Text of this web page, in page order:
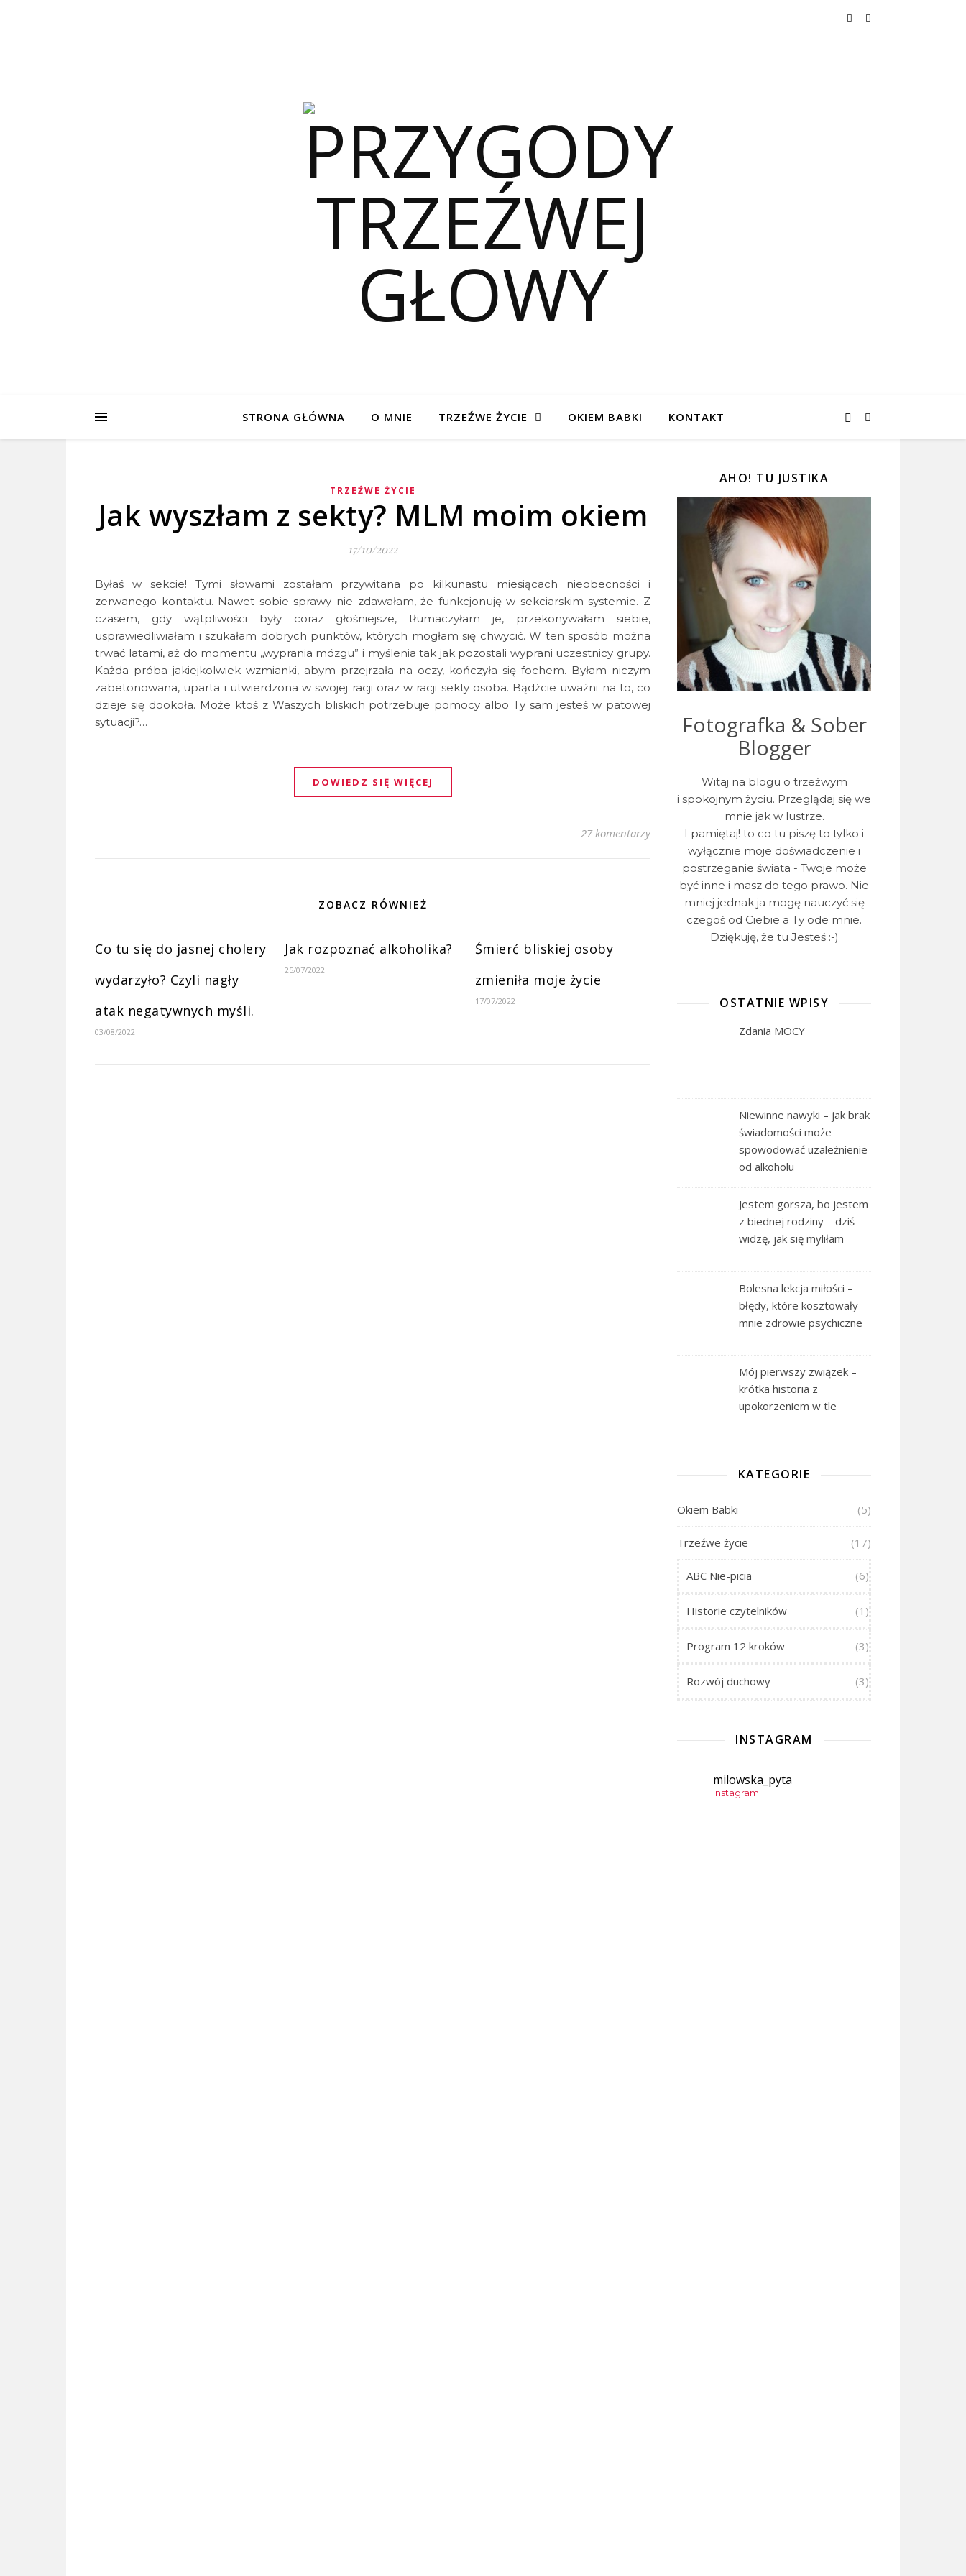
STRONA GŁÓWNA O MNIE TRZEŹWE ŻYCIE OKIEM BABKI KONTAKT
TRZEŹWE ŻYCIE
Jak wyszłam z sekty? MLM moim okiem
17/10/2022
Byłaś w sekcie! Tymi słowami zostałam przywitana po kilkunastu miesiącach nieobecności i
zerwanego kontaktu. Nawet sobie sprawy nie zdawałam, że funkcjonuję w sekciarskim systemie. Z
czasem, gdy wątpliwości były coraz głośniejsze, tłumaczyłam je, przekonywałam siebie,
usprawiedliwiałam i szukałam dobrych punktów, których mogłam się chwycić. W ten sposób można
trwać latami, aż do momentu „wyprania mózgu” i myślenia tak jak pozostali wyprani uczestnicy grupy.
Każda próba jakiejkolwiek wzmianki, abym przejrzała na oczy, kończyła się fochem. Byłam niczym
zabetonowana, uparta i utwierdzona w swojej racji oraz w racji sekty osoba. Bądźcie uważni na to, co
dzieje się dookoła. Może ktoś z Waszych bliskich potrzebuje pomocy albo Ty sam jesteś w patowej
sytuacji?…
DOWIEDZ SIĘ WIĘCEJ
27 komentarzy
ZOBACZ RÓWNIEŻ
Co tu się do jasnej cholery
wydarzyło? Czyli nagły
atak negatywnych myśli.
03/08/2022
Jak rozpoznać alkoholika?
25/07/2022
Śmierć bliskiej osoby
zmieniła moje życie
17/07/2022
AHO! TU JUSTIKA
Fotografka & Sober
Blogger
Witaj na blogu o trzeźwym
i spokojnym życiu. Przeglądaj się we
mnie jak w lustrze.
I pamiętaj! to co tu piszę to tylko i
wyłącznie moje doświadczenie i
postrzeganie świata - Twoje może
być inne i masz do tego prawo. Nie
mniej jednak ja mogę nauczyć się
czegoś od Ciebie a Ty ode mnie.
Dziękuję, że tu Jesteś :-)
OSTATNIE WPISY
Zdania MOCY
Niewinne nawyki – jak brak
świadomości może
spowodować uzależnienie
od alkoholu
Jestem gorsza, bo jestem
z biednej rodziny – dziś
widzę, jak się myliłam
Bolesna lekcja miłości –
błędy, które kosztowały
mnie zdrowie psychiczne
Mój pierwszy związek –
krótka historia z
upokorzeniem w tle
KATEGORIE
Okiem Babki (5)
Trzeźwe życie (17)
ABC Nie-picia (6)
Historie czytelników (1)
Program 12 kroków (3)
Rozwój duchowy (3)
INSTAGRAM
milowska_pyta
Instagram